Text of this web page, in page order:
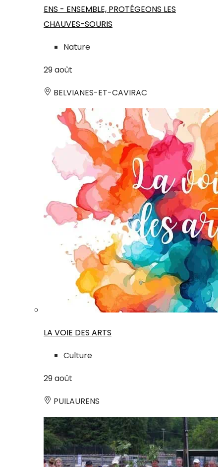
ENS - ENSEMBLE, PROTÉGEONS LES
CHAUVES-SOURIS
Nature
29août
BELVIANES-ET-CAVIRAC
LA VOIE DES ARTS
Culture
29août
PUILAURENS